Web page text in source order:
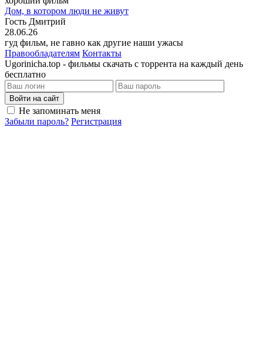
Дом, в котором люди не живут
Гость Дмитрий
28.06.26
гуд фильм, не гавно как другие наши ужасы
Правообладателям Контакты
Ugorinicha.top - фильмы скачать с торрента на каждый день
бесплатно
Войти на сайт
Не запоминать меня
Забыли пароль? Регистрация